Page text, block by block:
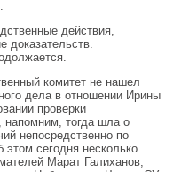
действия,
доказательств.
комитет не нашел
дела в отношении Ирины
проверки
напомним, тогда шла о
непосредственно по
сегодня несколько
Марат Галиханов,